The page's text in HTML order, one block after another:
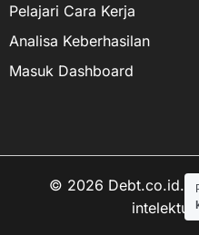
Pelajari Cara Kerja
Analisa Keberhasilan
Masuk Dashboard
© 2026 Debt.co.id.